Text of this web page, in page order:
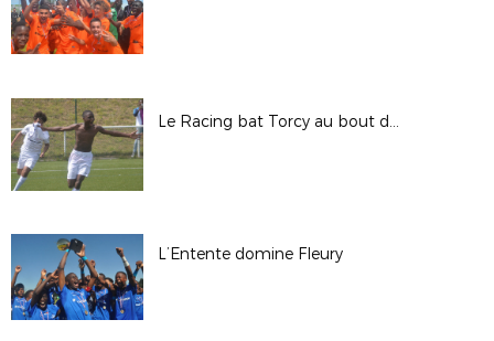
Le Racing bat Torcy au bout du suspense
L’Entente domine Fleury